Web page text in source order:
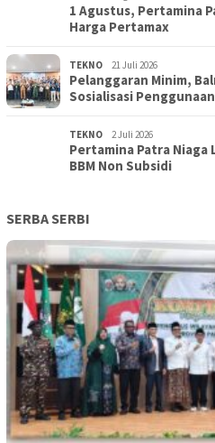
1 Agustus, Pertamina
Harga Pertamax
TEKNO 21 Juli 2026
Pelanggaran Minim,
Sosialisasi
TEKNO 2 Juli 2026
Pertamina Patra Niaga
BBM Non Subsidi
SERBA SERBI